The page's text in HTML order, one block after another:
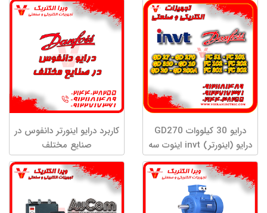
درایو 30 کیلووات GD270
درایو (اینورتر) invt اینوت سه
فاز توان 30 کیلووات
GD270-030-4 درایو
تخصصی پمپ و فن
کاربرد درایو اینورتر دانفوس در
صنایع مختلف